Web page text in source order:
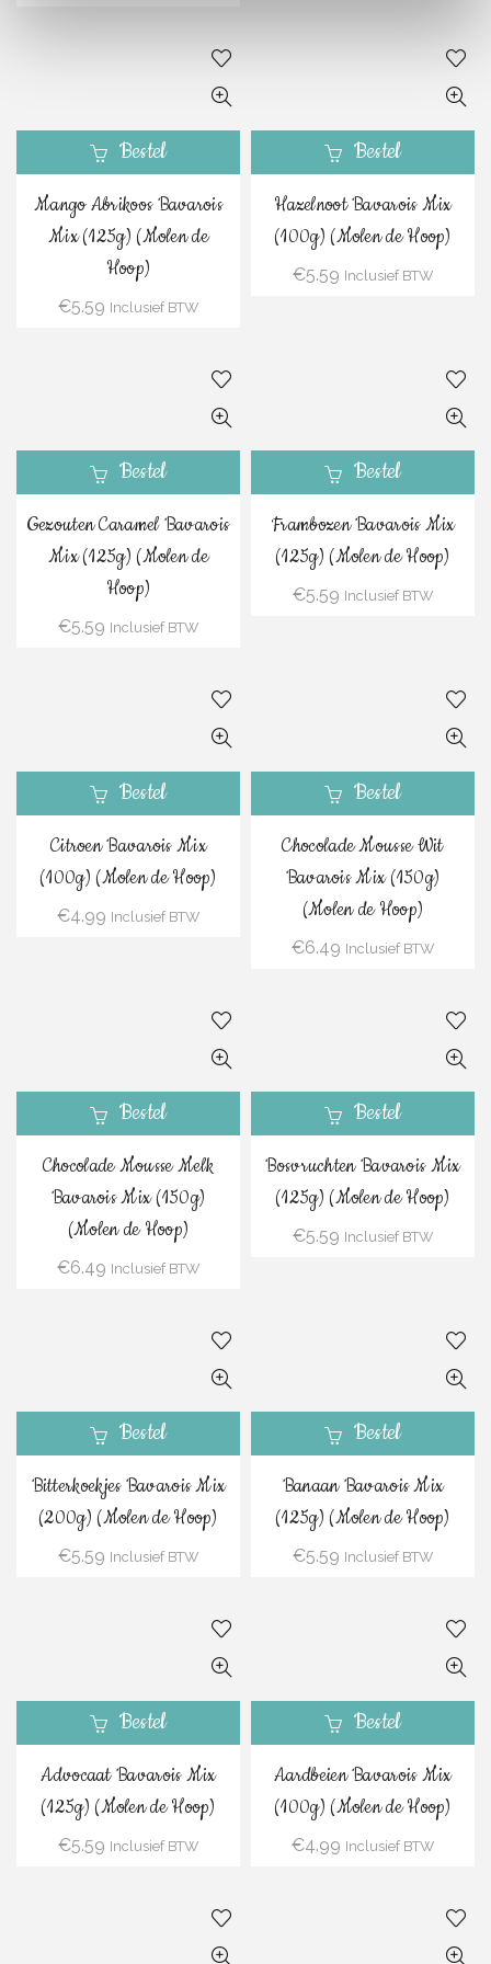
Bestel
Mango Abrikoos Bavarois
Mix (125g) (Molen de
Hoop)
€5.59 Inclusief BTW
Bestel
Hazelnoot Bavarois Mix
(100g) (Molen de Hoop)
€5.59 Inclusief BTW
Bestel
Gezouten Caramel Bavarois
Mix (125g) (Molen de
Hoop)
€5.59 Inclusief BTW
Bestel
Frambozen Bavarois Mix
(125g) (Molen de Hoop)
€5.59 Inclusief BTW
Bestel
Citroen Bavarois Mix
(100g) (Molen de Hoop)
€4.99 Inclusief BTW
Bestel
Chocolade Mousse Wit
Bavarois Mix (150g)
(Molen de Hoop)
€6.49 Inclusief BTW
Bestel
Chocolade Mousse Melk
Bavarois Mix (150g)
(Molen de Hoop)
€6.49 Inclusief BTW
Bestel
Bosvruchten Bavarois Mix
(125g) (Molen de Hoop)
€5.59 Inclusief BTW
Bestel
Bitterkoekjes Bavarois Mix
(200g) (Molen de Hoop)
€5.59 Inclusief BTW
Bestel
Banaan Bavarois Mix
(125g) (Molen de Hoop)
€5.59 Inclusief BTW
Bestel
Advocaat Bavarois Mix
(125g) (Molen de Hoop)
€5.59 Inclusief BTW
Bestel
Aardbeien Bavarois Mix
(100g) (Molen de Hoop)
€4.99 Inclusief BTW